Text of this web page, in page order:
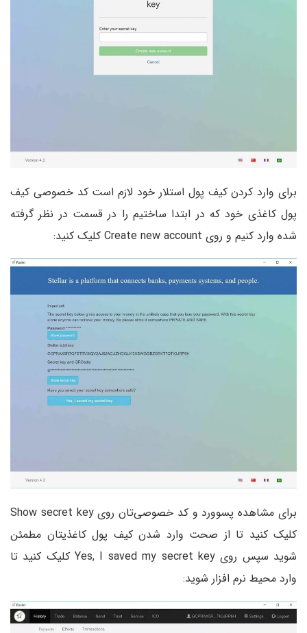
برای وارد کردن کیف پول استلار خود لازم است کد خصوصی کیف
پول کاغذی خود که در ابتدا ساختیم را در قسمت در نظر گرفته
شده وارد کنیم و روی Create new account کلیک کنید:
برای مشاهده پسوورد و کد خصوصی‌تان روی Show secret key
کلیک کنید تا از صحت وارد شدن کیف پول کاغذیتان مطمئن
شوید سپس روی Yes, I saved my secret key کلیک کنید تا
وارد محیط نرم افزار شوید: